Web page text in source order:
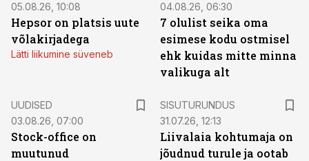
05.08.26, 10:08
Hepsor on platsis uute
võlakirjadega
Lätti liikumine süveneb
04.08.26, 06:30
7 olulist seika oma
esimese kodu ostmisel
ehk kuidas mitte minna
valikuga alt
UUDISED
03.08.26, 07:00
Stock-office on
muutunud
SISUTURUNDUS
31.07.26, 12:13
Liivalaia kohtumaja on
jõudnud turule ja ootab